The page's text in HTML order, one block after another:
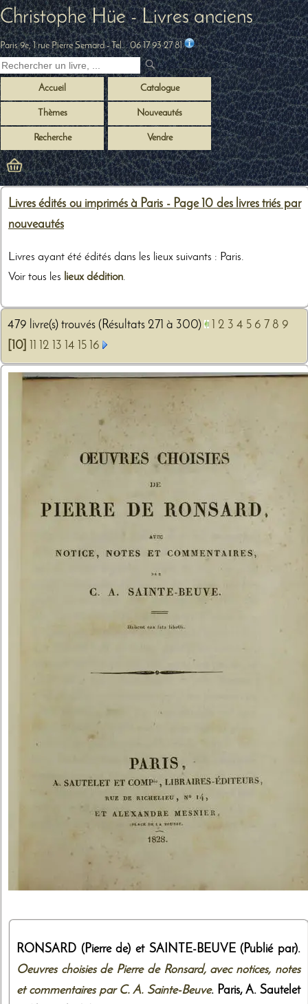
Christophe Hüe - Livres anciens
Paris 9e, 1 rue Pierre Semard- Tel. :06 17 93 27 81
Accueil Catalogue
Thèmes Nouveautés
Recherche Vendre
Livres édités ou imprimés à Paris - Page 10 des livres triés par
nouveautés
Livres ayant été édités dans les lieux suivants : Paris.
Voir tous les lieux dédition.
479 livre(s) trouvés (Résultats 271 à 300) 2 3 4 5 6 7 8 9
[10]
12 13 14 15 16
RONSARD (Pierre de) et SAINTE-BEUVE (Publié par).
Oeuvres choisies de Pierre de Ronsard, avec notices, notes
et commentaires par C. A. Sainte-Beuve. Paris, A. Sautelet